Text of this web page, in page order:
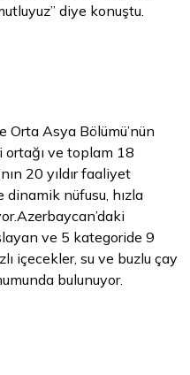
diye konuştu.
Orta Asya Bölümü’nün
ortağı ve toplam 18
20 yıldır faaliyet
nüfusu, hızla
ve 5 kategoride 9
içecekler, su ve buzlu çay
bulunuyor.